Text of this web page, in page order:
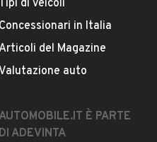
Tipi di veicoli
Concessionari in Italia
del Magazine
Valutazione auto
AUTOMOBILE.IT È PARTE
DI ADEVINTA